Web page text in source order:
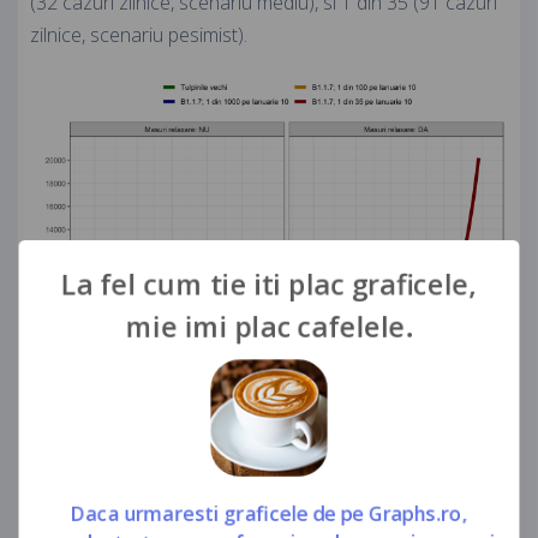
zilnice, scenariu pesimist).
Figura 2. Proiectii 28 Martie pentru tulpinile vechi si
pentru B.1.1.7 sub doua scenarii de restrictii / relaxari.
Frecventa B.1.1.7 intre SARS-COV2 pozitivi asumata pe
La fel cum tie iti plac graficele,
mie imi plac cafelele.
Daca urmaresti graficele de pe Graphs.ro,